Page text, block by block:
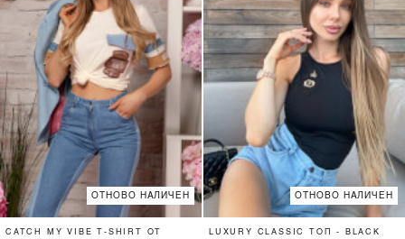
ОТНОВО НАЛИЧЕН
CATCH MY VIBE T-SHIRT ОТ
ОТНОВО НАЛИЧЕН
LUXURY CLASSIC ТОП - BLACK